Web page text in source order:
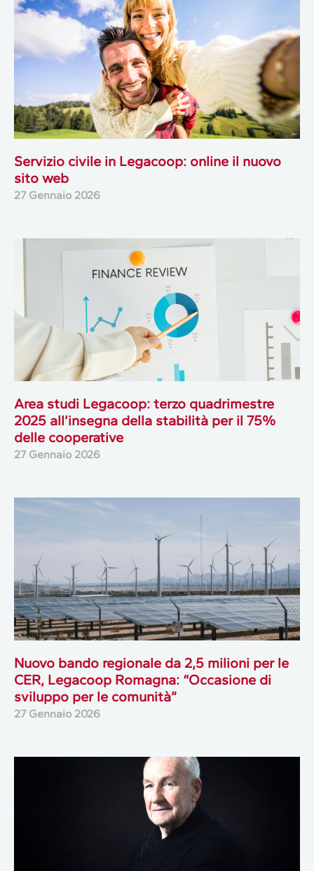
Servizio civile in Legacoop: online il nuovo
sito web
27 Gennaio 2026
Area studi Legacoop: terzo quadrimestre
2025 all’insegna della stabilità per il 75%
delle cooperative
27 Gennaio 2026
Nuovo bando regionale da 2,5 milioni per le
CER, Legacoop Romagna: “Occasione di
sviluppo per le comunità”
27 Gennaio 2026